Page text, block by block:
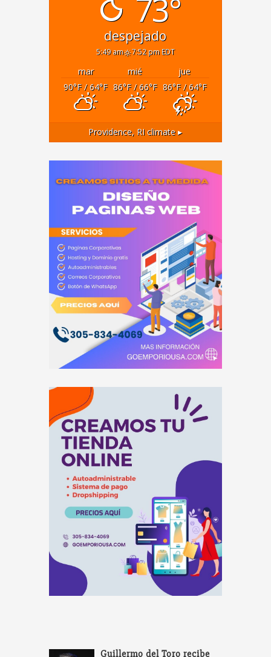
73°
despejado
5:49 am 7:52 pm EDT
mar mié
jue
90°F/ 64°F 86°F/ 66°F 86°F/ 64°F
Providence, RI climate ▸
Guillermo del Toro recibe